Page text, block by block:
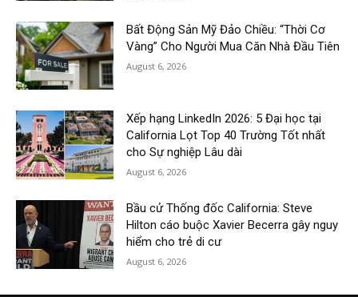
Bất Động Sản Mỹ Đảo Chiều: “Thời Cơ
Vàng” Cho Người Mua Căn Nhà Đầu Tiên
August 6, 2026
Xếp hạng LinkedIn 2026: 5 Đại học tại
California Lọt Top 40 Trường Tốt nhất
cho Sự nghiệp Lâu dài
August 6, 2026
Bầu cử Thống đốc California: Steve
Hilton cáo buộc Xavier Becerra gây nguy
hiểm cho trẻ di cư
August 6, 2026